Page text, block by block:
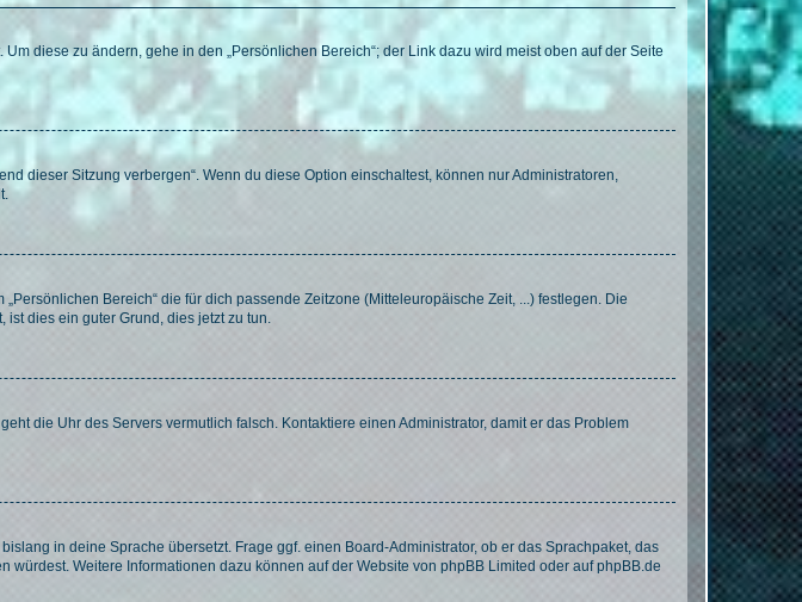
diese zu ändern, gehe in den „Persönlichen Bereich“; der Link dazu wird meist oben auf der Seite
dieser Sitzung verbergen“. Wenn du diese Option einschaltest, können nur Administratoren,
Bereich“ die für dich passende Zeitzone (Mitteleuropäische Zeit, ...) festlegen. Die
dies ein guter Grund, dies jetzt zu tun.
die Uhr des Servers vermutlich falsch. Kontaktiere einen Administrator, damit er das Problem
in deine Sprache übersetzt. Frage ggf. einen Board-Administrator, ob er das Sprachpaket, das
würdest. Weitere Informationen dazu können auf der Website von phpBB Limited oder aufphpBB.de